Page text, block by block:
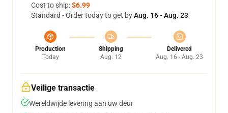
Cost to ship:$6.99
Standard - Order today to get byAug. 16 - Aug. 23
Production
Today
Shipping
Aug. 12
Delivered
Aug. 16 - Aug. 23
Veilige transactie
Wereldwijde levering aan uw deur